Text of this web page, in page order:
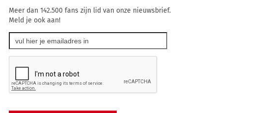
Meer dan 142.500 fans zijn lid van onze nieuwsbrief.
Meld je ook aan!